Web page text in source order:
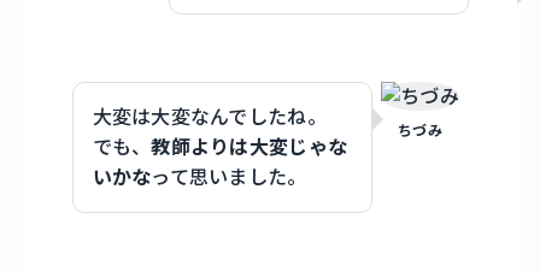
ちづみ
大変は大変なんでしたね。
でも、教師よりは大変じゃな
いかなって思いました。